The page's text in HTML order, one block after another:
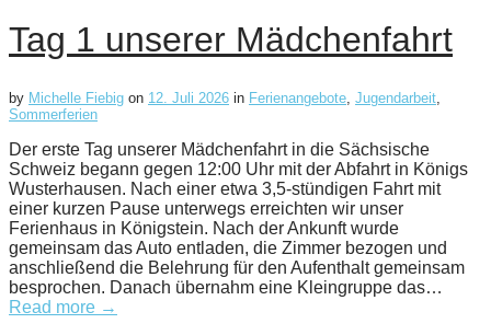
Tag 1 unserer Mädchenfahrt
by Michelle Fiebig on 12. Juli 2026 in Ferienangebote Jugendarbeit
Sommerferien
Der erste Tag unserer Mädchenfahrt in die Sächsische
Schweiz begann gegen 12:00 Uhr mit der Abfahrt in Königs
Wusterhausen. Nach einer etwa 3,5-stündigen Fahrt mit
einer kurzen Pause unterwegs erreichten wir unser
Ferienhaus in Königstein. Nach der Ankunft wurde
gemeinsam das Auto entladen, die Zimmer bezogen und
anschließend die Belehrung für den Aufenthalt gemeinsam
besprochen. Danach übernahm eine Kleingruppe das…
Read more →